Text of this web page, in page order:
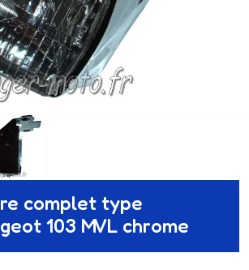
complet type
103 MVL chrome